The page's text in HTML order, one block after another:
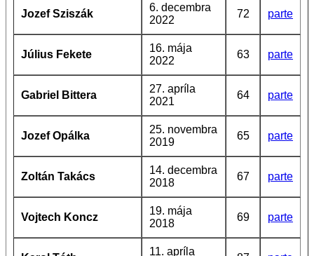
Jozef Sziszák
6. decembra
2022
72 parte
Július Fekete
16. mája
2022
63 parte
Gabriel Bittera
27. apríla
2021
64 parte
Jozef Opálka
25. novembra
2019
65 parte
Zoltán Takács
14. decembra
2018
67 parte
Vojtech Koncz
19. mája
2018
69 parte
11. apríla